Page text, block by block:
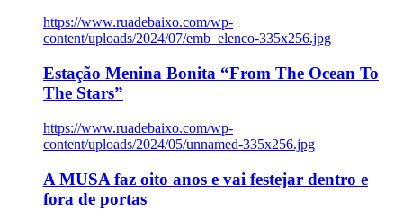
https://www.ruadebaixo.com/wp-
content/uploads/2024/07/emb_elenco-335x256.jpg
Estação Menina Bonita “From The Ocean To
The Stars”
https://www.ruadebaixo.com/wp-
content/uploads/2024/05/unnamed-335x256.jpg
A MUSA faz oito anos e vai festejar dentro e
fora de portas